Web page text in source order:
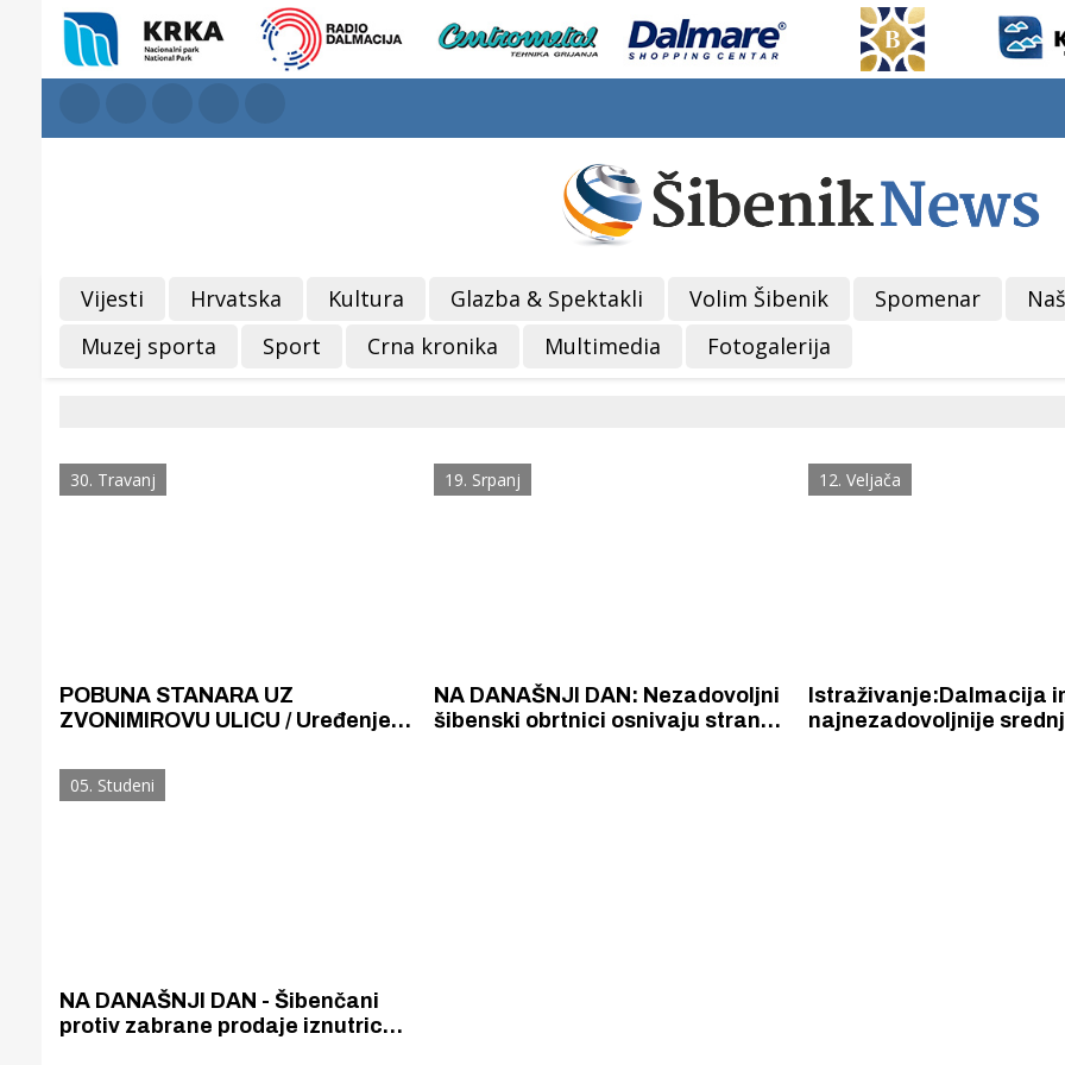
Vijesti Hrvatska Kultura Glazba & Spektakli Volim Šibenik Spomenar
Muzej sporta
Sport Crna kronika Multimedia Fotogalerija
30. Travanj
POBUNA STANARA UZ
ZVONIMIROVU ULICU / Uređenjem
opasnost živote nas koji autima
izlazimo na tu ulicu
19. Srpanj
NA DANAŠNJI DAN: Nezadovoljni
šibenski obrtnici osnivaju stranku
12. Veljača
Istraživanje:Dalmacija
najnezadovoljnije
05. Studeni
NA DANAŠNJI DAN - Šibenčani
protiv zabrane prodaje iznutrica i